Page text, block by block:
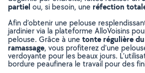
partiel ou, si besoin, une réfection
Afin d’obtenir une pelouse
jardinier via la plateforme AlloVoisins
pelouse. Grâce à une tonte régulière
ramassage, vous profiterez d’une
verdoyante pour les beaux jours.
bordure peaufinera le travail pour des